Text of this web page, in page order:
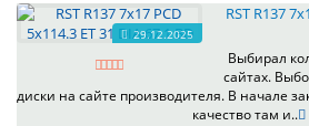
29.12.2025
RST R137
Выбирал
сайтах.
диски на сайте производителя. В начале
качество там и..